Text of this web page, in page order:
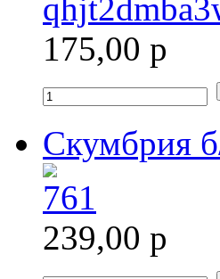
175,00 р
Скумбрия
239,00 р